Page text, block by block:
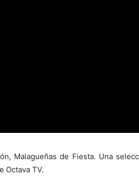
Malagueñas de Fiesta. Una
Octava TV.